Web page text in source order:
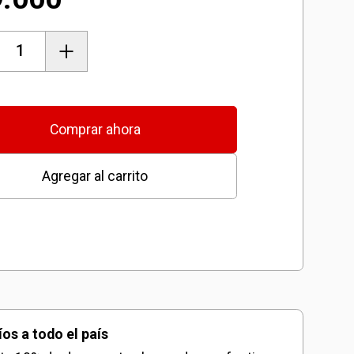
Comprar ahora
Agregar al carrito
a todo el país